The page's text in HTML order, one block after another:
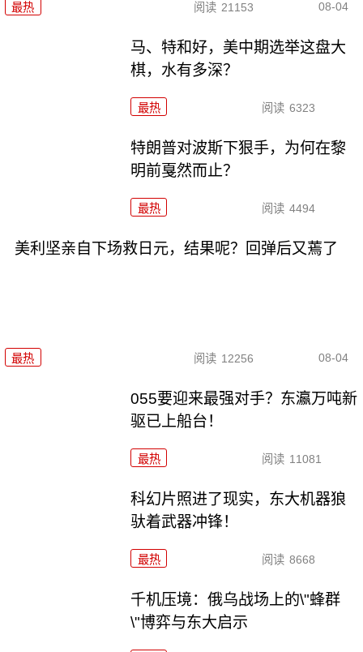
最热 阅读 21153 08-04
马、特和好，美中期选举这盘大
棋，水有多深？
最热 阅读 6323
特朗普对波斯下狠手，为何在黎
明前戛然而止？
最热 阅读 4494
美利坚亲自下场救日元，结果呢？回弹后又蔫了
最热 阅读 12256 08-04
055要迎来最强对手？东瀛万吨新
驱已上船台！
最热 阅读 11081
科幻片照进了现实，东大机器狼
驮着武器冲锋！
最热 阅读 8668
千机压境：俄乌战场上的\"蜂群
\"博弈与东大启示